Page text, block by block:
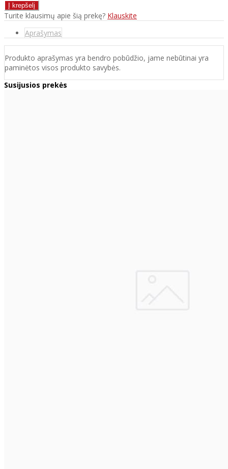
Turite klausimų apie šią prekę? Klauskite
Aprašymas
Produkto aprašymas yra bendro pobūdžio, jame nebūtinai yra
paminėtos visos produkto savybės.
Susijusios prekės